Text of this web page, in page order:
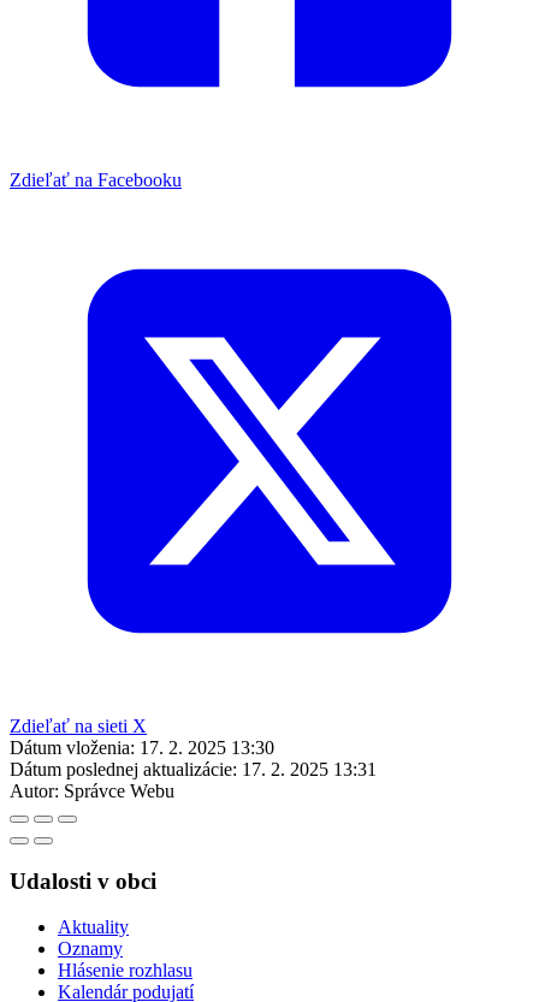
Zdieľať na Facebooku
Zdieľať na sieti X
Dátum vloženia: 17. 2. 2025 13:30
Dátum poslednej aktualizácie: 17. 2. 2025 13:31
Autor: Správce Webu
Udalosti v obci
Aktuality
Oznamy
Hlásenie rozhlasu
Kalendár podujatí